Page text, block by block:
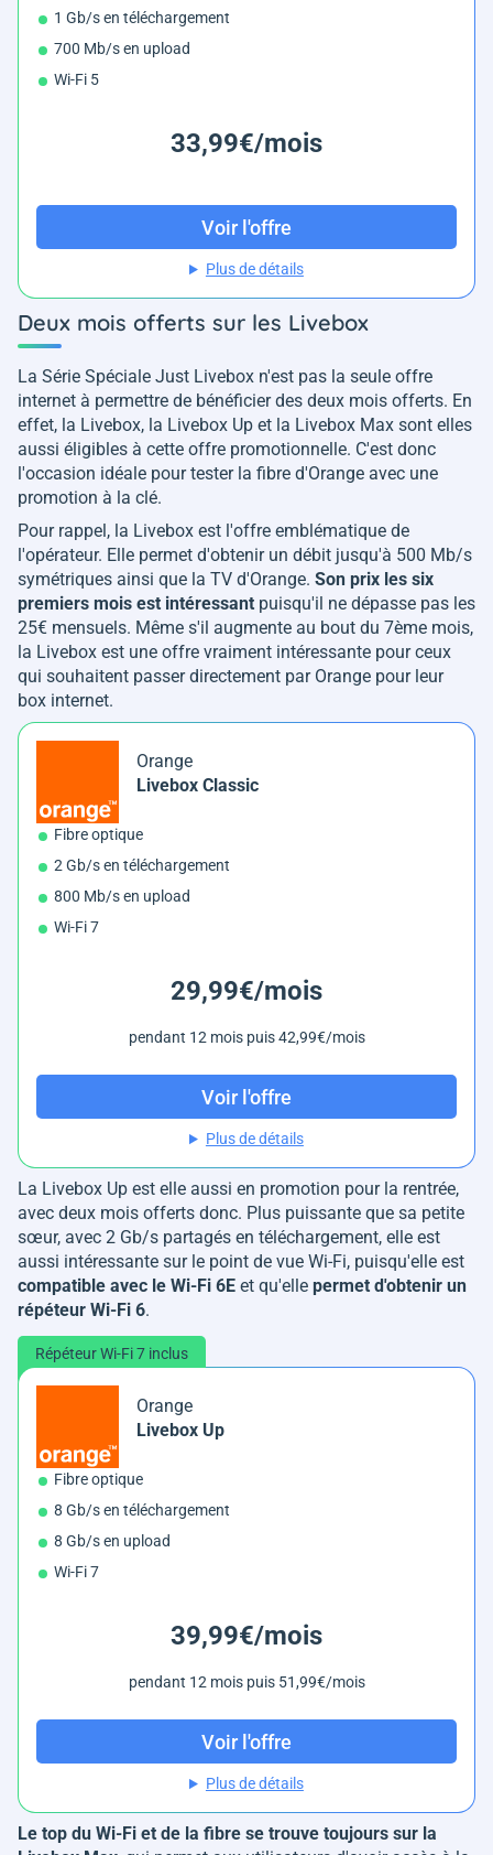
1 Gb/s en téléchargement
700 Mb/s en upload
Wi-Fi 5
33,99€/mois
Voir l'offre
Plus de détails
Deux mois offerts sur les Livebox
La Série Spéciale Just Livebox n'est pas la seule offre
internet à permettre de bénéficier des deux mois offerts. En
effet, la Livebox, la Livebox Up et la Livebox Max sont elles
aussi éligibles à cette offre promotionnelle. C'est donc
l'occasion idéale pour tester la fibre d'Orange avec une
promotion à la clé.
Pour rappel, la Livebox est l'offre emblématique de
l'opérateur. Elle permet d'obtenir un débit jusqu'à 500 Mb/s
symétriques ainsi que la TV d'Orange. Son prix les six
premiers mois est intéressant puisqu'il ne dépasse pas les
25€ mensuels. Même s'il augmente au bout du 7ème mois,
la Livebox est une offre vraiment intéressante pour ceux
qui souhaitent passer directement par Orange pour leur
box internet.
Orange
Livebox Classic
Fibre optique
2 Gb/s en téléchargement
800 Mb/s en upload
Wi-Fi 7
29,99€/mois
pendant 12 mois puis 42,99€/mois
Voir l'offre
Plus de détails
La Livebox Up est elle aussi en promotion pour la rentrée,
avec deux mois offerts donc. Plus puissante que sa petite
sœur, avec 2 Gb/s partagés en téléchargement, elle est
aussi intéressante sur le point de vue Wi-Fi, puisqu'elle est
compatible avec le Wi-Fi 6E et qu'elle permet d'obtenir un
répéteur Wi-Fi 6.
Répéteur Wi-Fi 7 inclus
Orange
Livebox Up
Fibre optique
8 Gb/s en téléchargement
8 Gb/s en upload
Wi-Fi 7
39,99€/mois
pendant 12 mois puis 51,99€/mois
Voir l'offre
Plus de détails
Le top du Wi-Fi et de la fibre se trouve toujours sur la